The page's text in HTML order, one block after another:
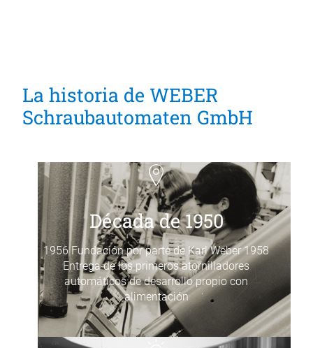
La historia de WEBER
Schraubautomaten GmbH
Década de 1950
1956 Fundación por parte de Karl Weber 1958
Entrega de los primeros atornilladores
automáticos de desarrollo propio con
alimentación